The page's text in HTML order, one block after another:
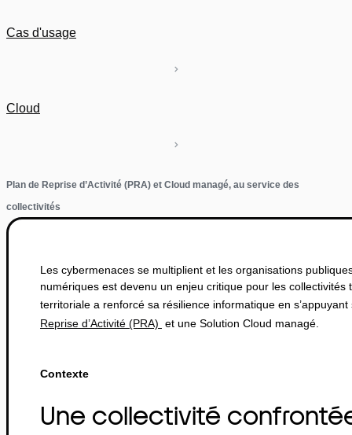
Cas d'usage
Cloud
Plan de Reprise d’Activité (PRA) et Cloud managé, au service des
collectivités
Les cybermenaces se multiplient et les organisations
numériques est devenu un enjeu critique pour les
territoriale a renforcé sa résilience informatique en
Reprise d’Activité (PRA) et une Solution Cloud managé.
Contexte
Une collectivité